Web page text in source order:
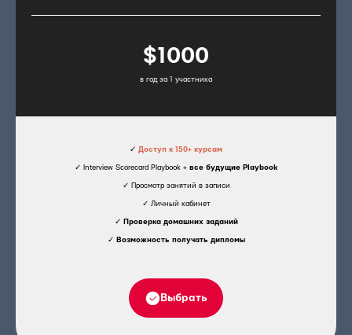
$1000
в год за 1 участника
✓ Доступ к 150+ курсам
✓ Interview Scorecard Playbook + все будущие Playbook
✓ Просмотр занятий в записи
✓ Личный кабинет
✓ Проверка домашних заданий
✓ Возможность получать дипломы
Выбрать